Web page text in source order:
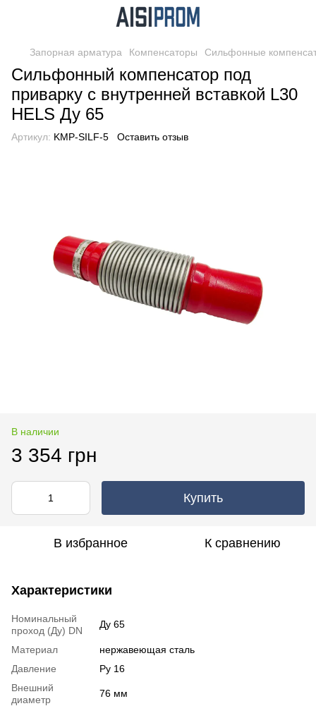
Запорная арматура Компенсаторы Сильфонные
Сильфонный компенсатор под
приварку с внутренней вставкой L30
HELS Ду 65
Артикул: KMP-SILF-5 Оставить отзыв
В наличии
3 354 грн
Купить
В избранное К сравнению
Характеристики
Номинальный
проход (Ду) DN
Ду 65
Материал
нержавеющая сталь
Давление
Ру 16
Внешний
диаметр
76 мм